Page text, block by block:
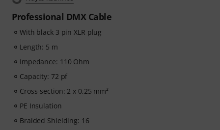
Professional DMX Cable
With black 3 pin XLR plug
Length: 5 m
Impedance: 110 Ohm
Capacity: 72 pf
Cross-section: 2 x 0,25 mm²
PE Insulation
Braided Shielding: 16